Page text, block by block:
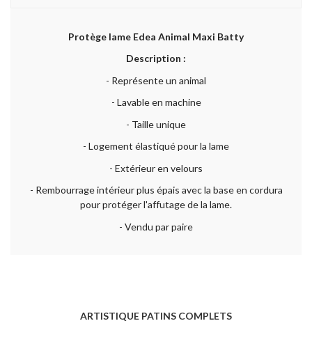
Protège lame Edea Animal Maxi Batty
Description :
- Représente un animal
- Lavable en machine
- Taille unique
- Logement élastiqué pour la lame
- Extérieur en velours
- Rembourrage intérieur plus épais avec la base en cordura
pour protéger l'affutage de la lame.
- Vendu par paire
ARTISTIQUE PATINS COMPLETS